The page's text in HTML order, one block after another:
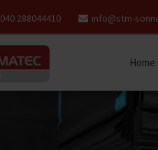
040 288044410 info@stm-
Home